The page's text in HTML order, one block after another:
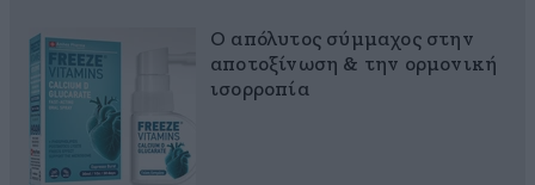
Ο απόλυτος σύμμαχος στην
αποτοξίνωση & την ορμονική
ισορροπία